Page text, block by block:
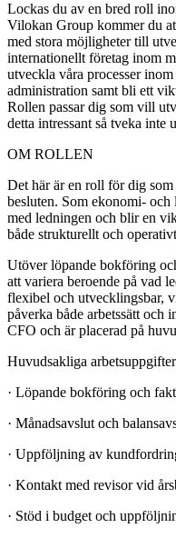
Lockas du av en bred roll
Vilokan Group kommer du
med stora möjligheter till
internationellt företag inom
utveckla våra processer
administration samt bli ett
Rollen passar dig som vill
detta intressant så tveka inte
OM ROLLEN
Det här är en roll för dig
besluten. Som ekonomi- och
med ledningen och blir en
både strukturellt och
Utöver löpande bokföring
att variera beroende på vad
flexibel och utvecklingsbar,
påverka både arbetssätt och
CFO och är placerad på
Huvudsakliga
· Löpande bokföring och
· Månadsavslut och
· Uppföljning av
· Kontakt med revisor vid
· Stöd i budget och